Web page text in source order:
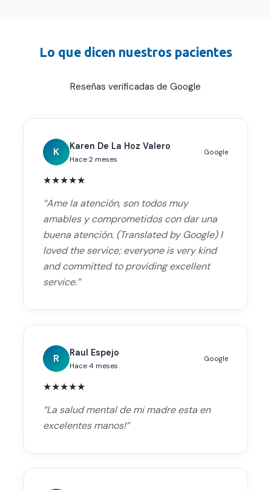
Lo que dicen nuestros pacientes
Reseñas verificadas de Google
K Karen De La Hoz Valero
Hace 2 meses
Google
★★★★★
“Ame la atención, son todos muy
amables y comprometidos con dar una
buena atención. (Translated by Google) I
loved the service; everyone is very kind
and committed to providing excellent
service.”
R Raul Espejo
Hace 4 meses
Google
★★★★★
“La salud mental de mi madre esta en
excelentes manos!”